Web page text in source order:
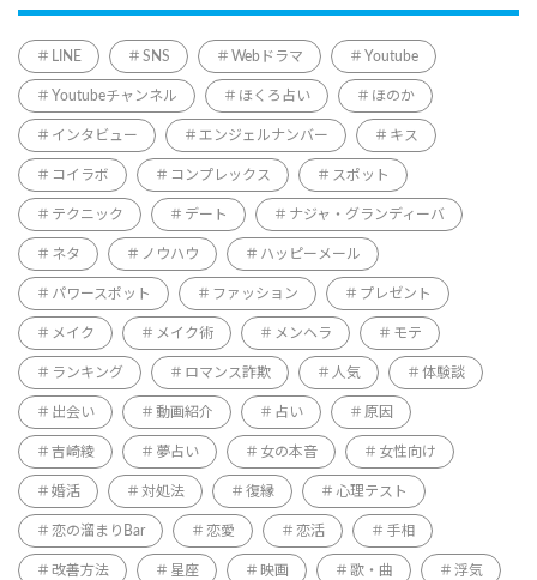
LINE SNS Webドラマ Youtube
Youtubeチャンネル ほくろ占い ほのか
インタビュー エンジェルナンバー キス
コイラボ コンプレックス スポット
テクニック デート ナジャ・グランディーバ
ネタ ノウハウ ハッピーメール
パワースポット ファッション プレゼント
メイク メイク術 メンヘラ モテ
ランキング ロマンス詐欺 人気 体験談
出会い 動画紹介 占い 原因
吉崎綾 夢占い 女の本音 女性向け
婚活 対処法 復縁 心理テスト
恋の溜まりBar 恋愛 恋活 手相
改善方法 星座 映画 歌・曲 浮気